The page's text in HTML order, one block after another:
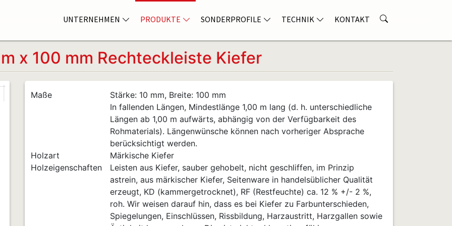
UNTERNEHMEN PRODUKTE SONDERPROFILE TECHNIK KONTAKT
x 100 mm Rechteckleiste Kiefer
Maße
Stärke: 10 mm, Breite: 100 mm
In fallenden Längen, Mindestlänge 1,00 m lang (d. h. unterschiedliche
Längen ab 1,00 m aufwärts, abhängig von der Verfügbarkeit des
Rohmaterials). Längenwünsche können nach vorheriger Absprache
berücksichtigt werden.
Holzart
Märkische Kiefer
Holzeigenschaften
Leisten aus Kiefer, sauber gehobelt, nicht geschliffen, im Prinzip
astrein, aus märkischer Kiefer, Seitenware in handelsüblicher Qualität
erzeugt, KD (kammergetrocknet), RF (Restfeuchte) ca. 12 % +/- 2 %,
roh. Wir weisen darauf hin, dass es bei Kiefer zu Farbunterschieden,
Spiegelungen, Einschlüssen, Rissbildung, Harzaustritt, Harzgallen sowie